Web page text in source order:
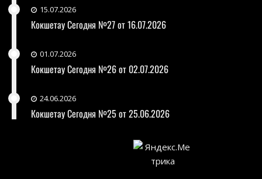
15.07.2026
Кокшетау Сегодня №27 от 16.07.2026
01.07.2026
Кокшетау Сегодня №26 от 02.07.2026
24.06.2026
Кокшетау Сегодня №25 от 25.06.2026